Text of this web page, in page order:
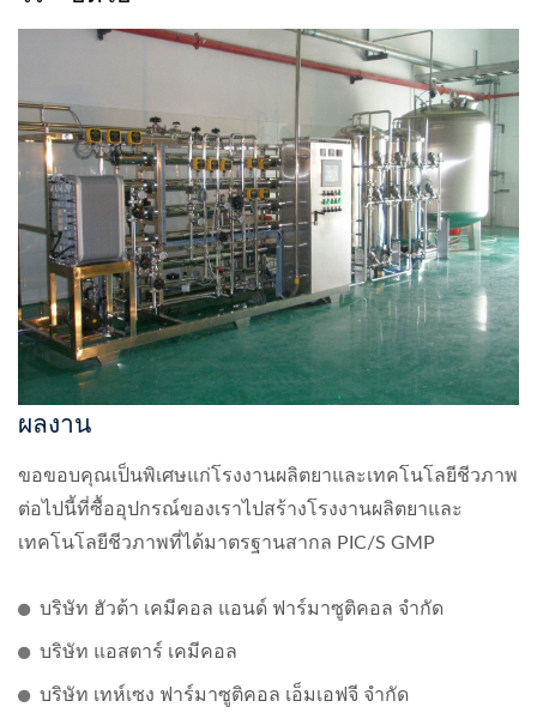
ผลงาน
ขอขอบคุณเป็นพิเศษแก่โรงงานผลิตยาและเทคโนโลยีชีวภาพ
ต่อไปนี้ที่ซื้ออุปกรณ์ของเราไปสร้างโรงงานผลิตยาและ
เทคโนโลยีชีวภาพที่ได้มาตรฐานสากล PIC/S GMP
บริษัท ฮัวต้า เคมีคอล แอนด์ ฟาร์มาซูติคอล จำกัด
บริษัท แอสตาร์ เคมีคอล
บริษัท เทห์เซง ฟาร์มาซูติคอล เอ็มเอฟจี จำกัด